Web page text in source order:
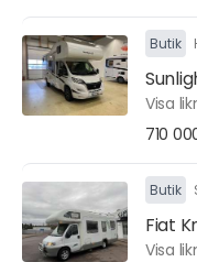
Butik
Visa
710
Butik
Fiat
Visa